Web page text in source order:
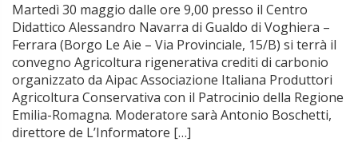
Martedì 30 maggio dalle ore 9,00 presso il Centro
Didattico Alessandro Navarra di Gualdo di Voghiera –
Ferrara (Borgo Le Aie – Via Provinciale, 15/B) si terrà il
convegno Agricoltura rigenerativa crediti di carbonio
organizzato da Aipac Associazione Italiana Produttori
Agricoltura Conservativa con il Patrocinio della Regione
Emilia-Romagna. Moderatore sarà Antonio Boschetti,
direttore de L’Informatore […]